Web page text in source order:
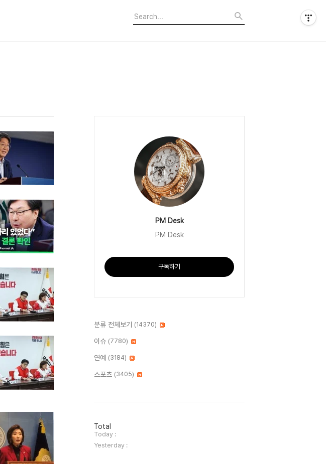
PM Desk
PM Desk
구독하기
분류 전체보기 (14370)
이슈 (7780)
연예 (3184)
스포츠 (3405)
방
문
자
수
Total
Today :
Yesterday :